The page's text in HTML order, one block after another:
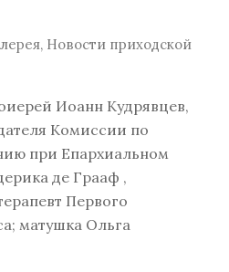
, Новости приходской
Иоанн Кудрявцев,
Комиссии по
при Епархиальном
де Грааф ,
Первого
матушка Ольга